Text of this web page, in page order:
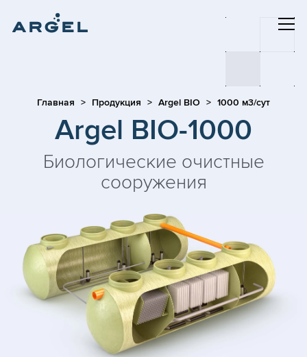
Главная Продукция Argel BIO 1000 м3/сут
Argel BIO-1000
Биологические очистные
сооружения